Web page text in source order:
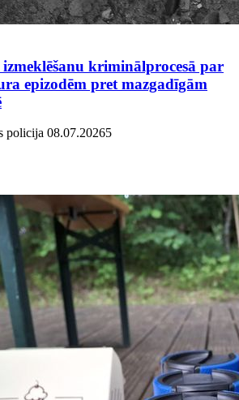
kriminālprocesā par
epizodēm pret mazgadīgām
policija 08.07.20265